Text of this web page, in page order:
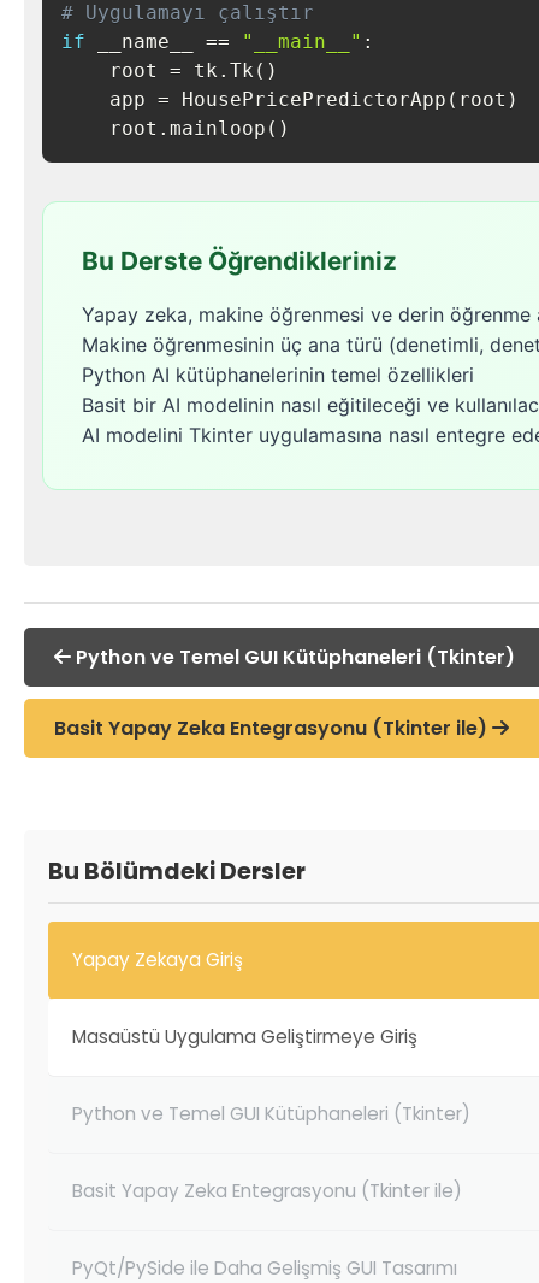
# Uygulamayı çalıştır
if __name__ == "__main__" :
    root
= tk . Tk ( )
    app
= HousePricePredictorApp ( root )
    root
. mainloop ( )
Bu Derste Öğrendikleriniz
Yapay zeka, makine öğrenmesi ve derin öğrenme
Makine öğrenmesinin üç ana türü (denetimli,
Python AI kütüphanelerinin temel özellikleri
Basit bir AI modelinin nasıl eğitileceği ve
AI modelini Tkinter uygulamasına nasıl entegre
Python ve Temel GUI Kütüphaneleri (Tkinter)
Basit Yapay Zeka Entegrasyonu (Tkinter ile)
Bu Bölümdeki Dersler
Yapay Zekaya Giriş
Masaüstü Uygulama Geliştirmeye Giriş
Python ve Temel GUI Kütüphaneleri (Tkinter)
Basit Yapay Zeka Entegrasyonu (Tkinter ile)
PyQt/PySide ile Daha Gelişmiş GUI Tasarımı